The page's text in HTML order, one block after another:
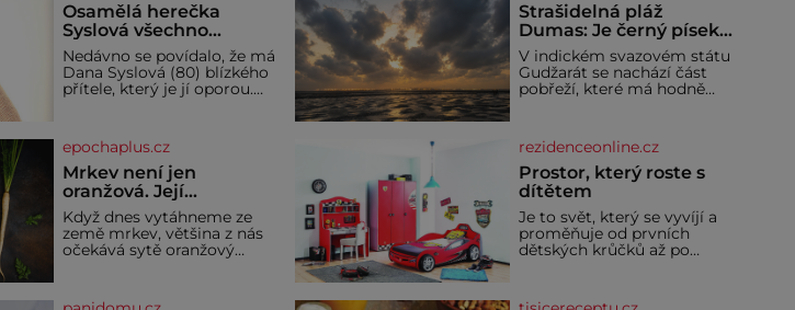
Osamělá herečka
Syslová všechno
vzdala?
Nedávno se povídalo, že má
Dana Syslová (80) blízkého
přítele, který je jí oporou.
čím dál častěji mluví o
svém odchodu. Dohnala ji
snad samota? Půs
Strašidelná pláž
Dumas: Je černý písek
podhoubím, ze kterého
roste zlo?
V indickém svazovém státu
Gudžarát se nachází část
pobřeží, které má hodně
této pláže. Proč má pláž
takové netypické zbarvení?
Nakolik jsou pravd
epochaplus.cz
Mrkev není jen
oranžová. Její
neuvěřitelný příběh
začíná fialovou barvou
Když dnes vytáhneme ze
země mrkev, většina z nás
očekává sytě oranžový
možné, jen ne oranžová. Je
rezidenceonline.cz
Prostor, který roste s
dítětem
Je to svět, který se vyvíjí a
proměňuje od prvních
dětských krůčků až po
bezpečí, kreativitu,